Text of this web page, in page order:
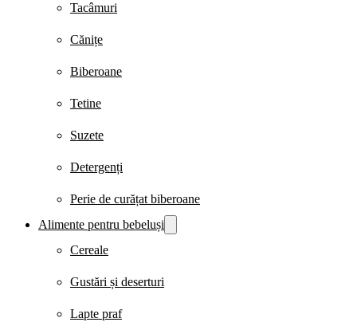
Tacâmuri
Cănițe
Biberoane
Tetine
Suzete
Detergenți
Perie de curățat biberoane
Alimente pentru bebeluși
Cereale
Gustări și deserturi
Lapte praf